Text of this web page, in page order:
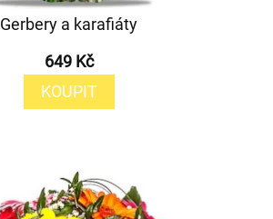
Gerbery a karafiáty
649 Kč
KOUPIT